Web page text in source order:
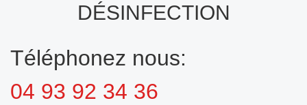
DÉSINFECTION
Téléphonez nous:
04 93 92 34 36